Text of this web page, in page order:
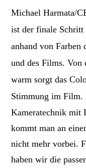
Michael Harmata/
ist derfinale Schritt
anhand von Farben
und des Films. Von
warm sorgt das
Stimmung im Film.
Kameratechnik mit
kommt man an
nicht mehr vorbei.
haben wir die